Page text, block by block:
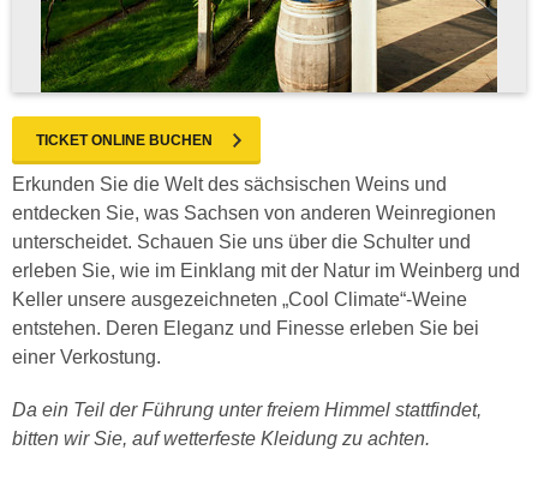
TICKET ONLINE BUCHEN
Erkunden Sie die Welt des sächsischen Weins und
entdecken Sie, was Sachsen von anderen Weinregionen
unterscheidet. Schauen Sie uns über die Schulter und
erleben Sie, wie im Einklang mit der Natur im Weinberg und
Keller unsere ausgezeichneten „Cool Climate“-Weine
entstehen. Deren Eleganz und Finesse erleben Sie bei
einer Verkostung.
Da ein Teil der Führung unter freiem Himmel stattfindet,
bitten wir Sie, auf wetterfeste Kleidung zu achten.